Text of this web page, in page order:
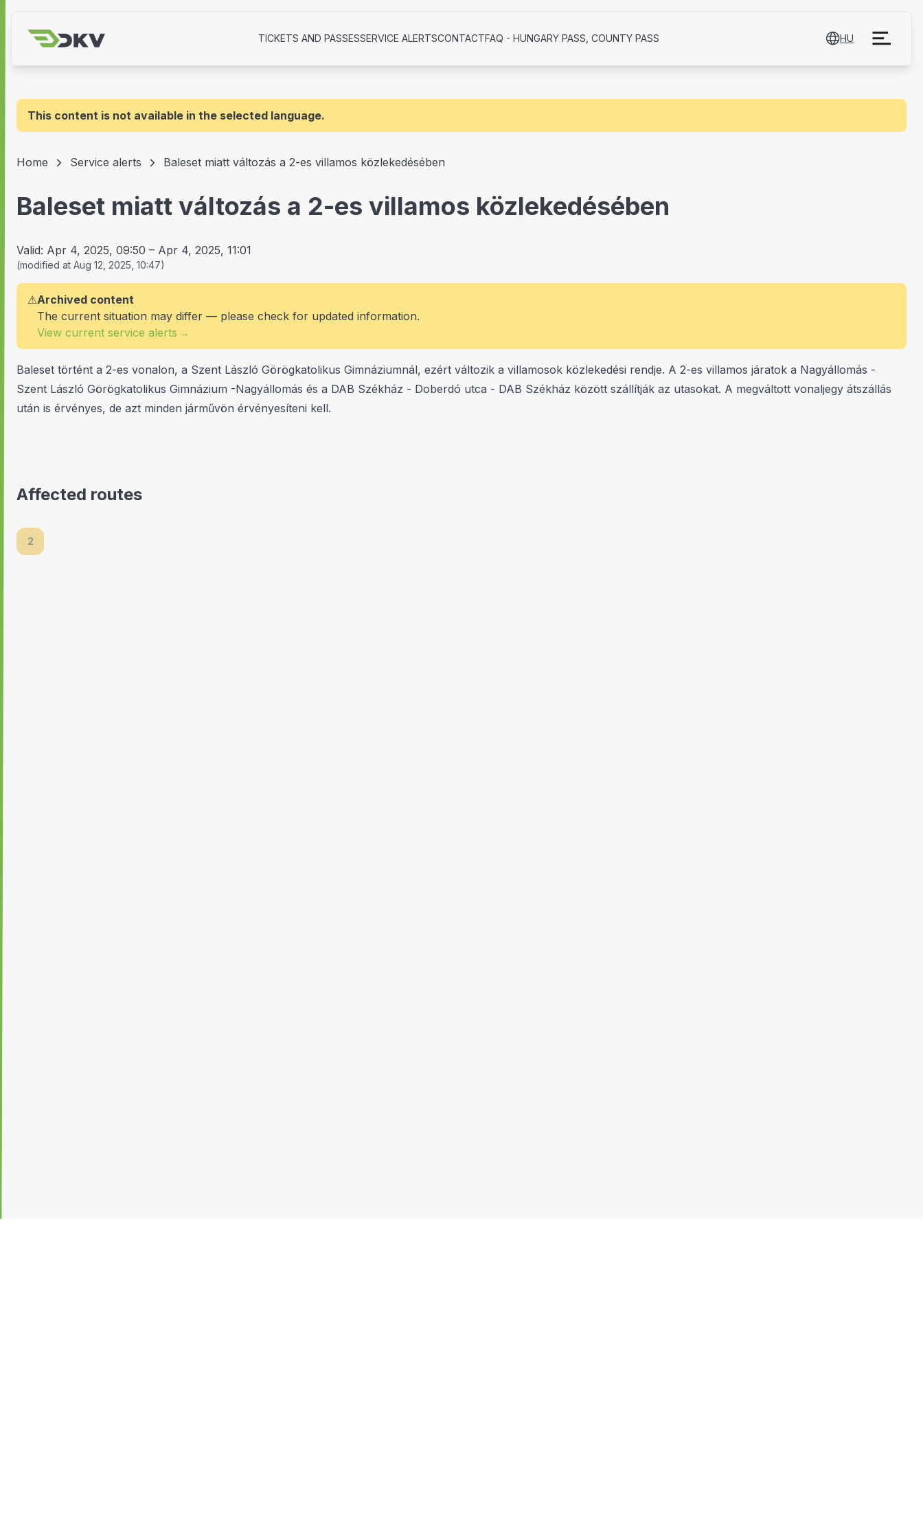
TICKETS AND PASSESSERVICE ALERTSCONTACTFAQ - HUNGARY PASS, COUNTY PASS HU
This content is not available in the selected language.
Home Service alerts Baleset miatt változás a 2-es villamos közlekedésében
Baleset miatt változás a 2-es villamos közlekedésében
Valid: Apr 4, 2025, 09:50 – Apr 4, 2025, 11:01
(modified at Aug 12, 2025, 10:47)
⚠Archived content
The current situation may differ — please check for updated information.
View current service alerts →
Baleset történt a 2-es vonalon, a Szent László Görögkatolikus Gimnáziumnál, ezért változik a villamosok közlekedési rendje. A 2-es villamos járatok a Nagyállomás -
Szent László Görögkatolikus Gimnázium -Nagyállomás és a DAB Székház - Doberdó utca - DAB Székház között szállítják az utasokat. A megváltott vonaljegy átszállás
után is érvényes, de azt minden járművön érvényesíteni kell.
Affected routes
2